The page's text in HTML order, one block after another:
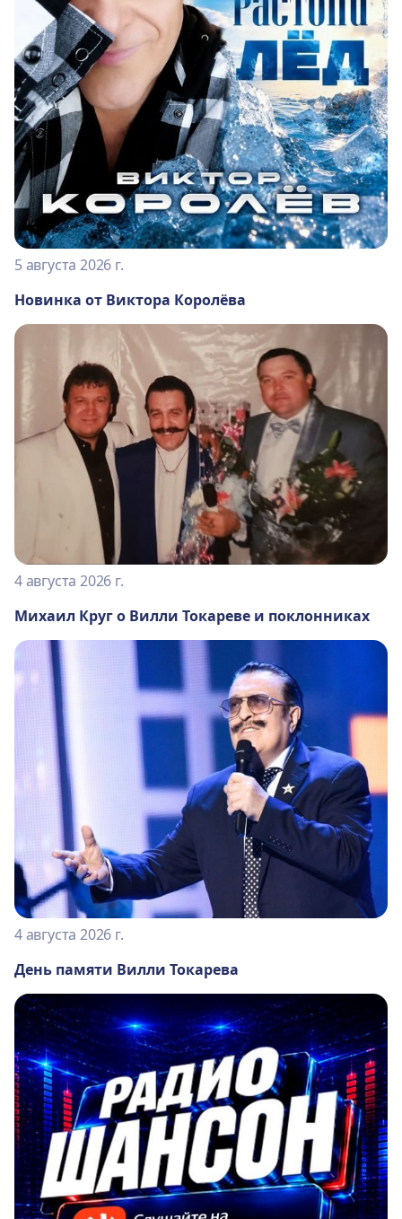
5 августа 2026 г.
Новинка от Виктора Королёва
4 августа 2026 г.
Михаил Круг о Вилли Токареве и поклонниках
4 августа 2026 г.
День памяти Вилли Токарева